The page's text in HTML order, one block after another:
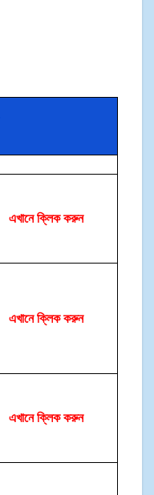
এখানে ক্লিক করুন
এখানে ক্লিক করুন
এখানে ক্লিক করুন